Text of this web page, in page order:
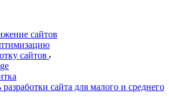
сайтов
сайтов
сайта для малого и среднего